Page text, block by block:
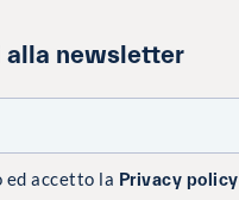
newsletter
ed accetto la Privacy policy